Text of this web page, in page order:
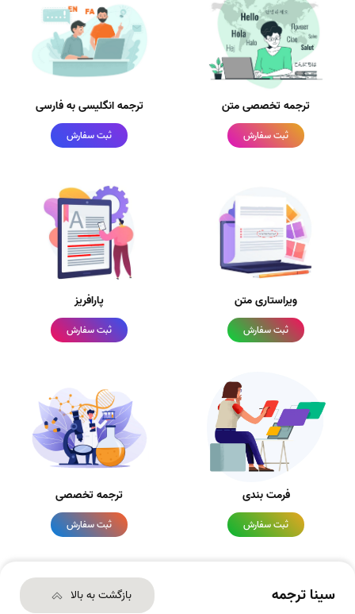
ترجمه تخصصی متن
ثبت سفارش
ترجمه انگلیسی به فارسی
ثبت سفارش
ویراستاری متن
ثبت سفارش
پارافریز
ثبت سفارش
فرمت بندی
ثبت سفارش
ترجمه تخصصی
ثبت سفارش
سینا ترجمه بازگشت به بالا